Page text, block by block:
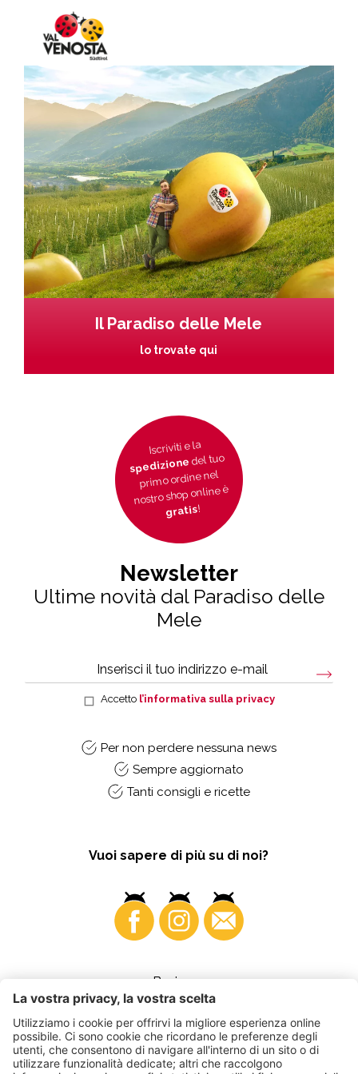
Il Paradiso delle Mele
lo trovate qui
Iscriviti e la
spedizionedel tuo
primo ordine nel
nostro shop online è
gratis!
Newsletter
Ultime novità dal Paradiso delle
Mele
Accetto l’informativa sulla privacy
Per non perdere nessuna news
Sempre aggiornato
Tanti consigli e ricette
Vuoi sapere di più su di noi?
Business